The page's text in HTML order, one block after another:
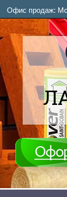
Офис продаж: